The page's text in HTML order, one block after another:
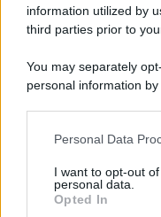
information utilized by
third parties prior to
You may separately
personal information
This information may
disclose it to other
Please note that this
Personal Data
I want to opt-out
personal data.
Opted In